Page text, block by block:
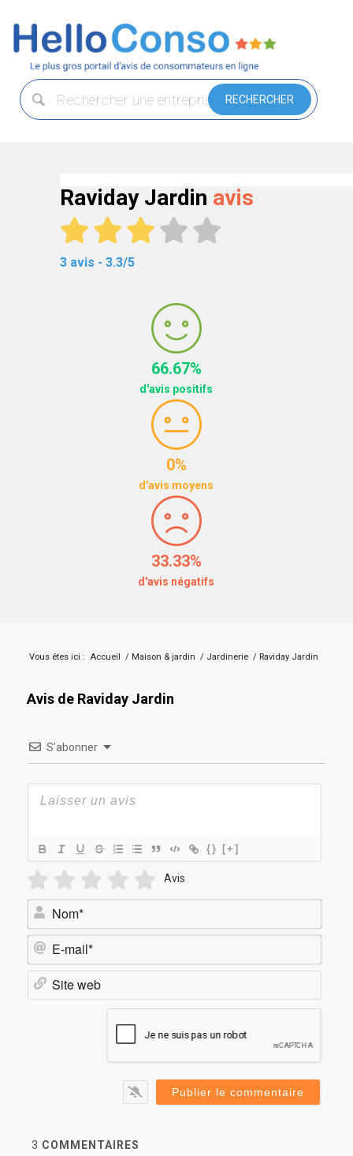
Raviday Jardin avis
3 avis - 3.3/5
66.67%
d'avis positifs
0%
d'avis moyens
33.33%
d'avis négatifs
Vous êtes ici : Accueil / Maison & jardin / Jardinerie / Raviday Jardin
Avis de Raviday Jardin
S’abonner
{} [+]
Avis
Nom*
E-
3 COMMENTAIRES